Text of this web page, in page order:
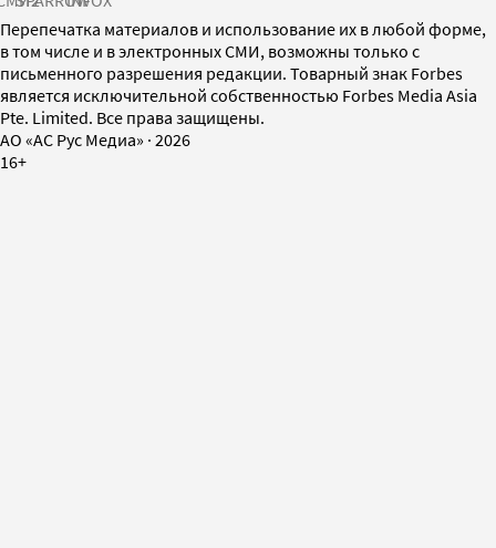
Перепечатка материалов и использование их в любой форме,
в том числе и в электронных СМИ, возможны только с
письменного разрешения редакции. Товарный знак Forbes
является исключительной собственностью Forbes Media Asia
Pte. Limited. Все права защищены.
AO «АС Рус Медиа» · 2026
16+